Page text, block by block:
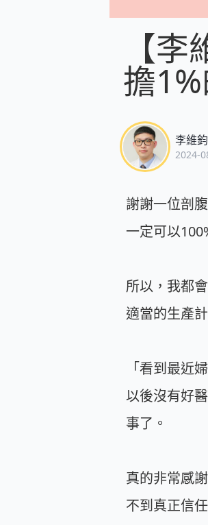
【
擔
李維鈞
2024-
謝謝一位剖
一定可以
所以，我都
適當的生產
「看到最近
以後沒有好
事了。
真的非常感
不到真正信